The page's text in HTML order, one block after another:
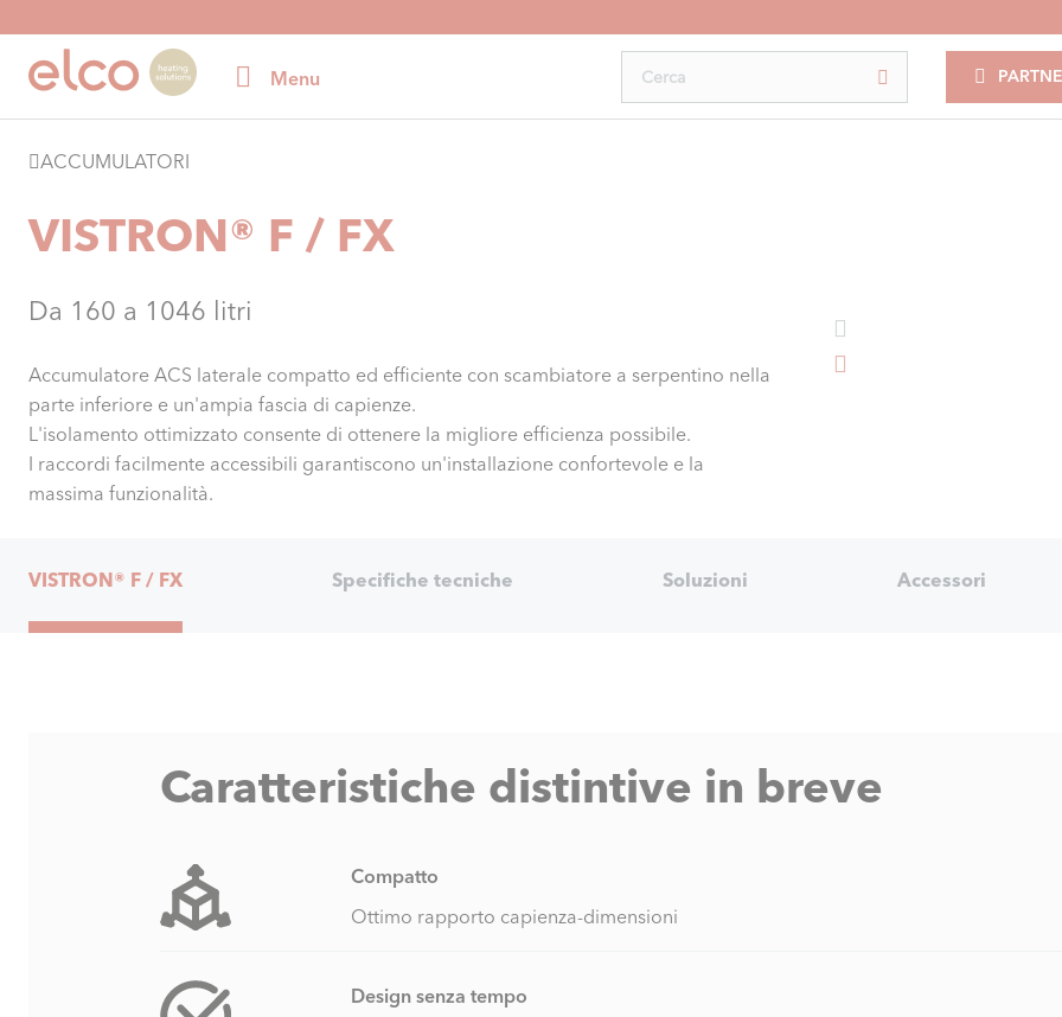
Menu
ACCUMULATORI
VISTRON® F / FX
Da 160 a 1046 litri
Accumulatore ACS laterale compatto ed efficiente con scambiatore a serpentino nella
parte inferiore e un'ampia fascia di capienze.
L'isolamento ottimizzato consente di ottenere la migliore efficienza possibile.
I raccordi facilmente accessibili garantiscono un'installazione confortevole e la
massima funzionalità.
Navigation
VISTRON® F / FX Specifiche tecniche Soluzioni Accessori
Caratteristiche distintive in breve
Compatto
Ottimo rapporto capienza-dimensioni
Design senza tempo